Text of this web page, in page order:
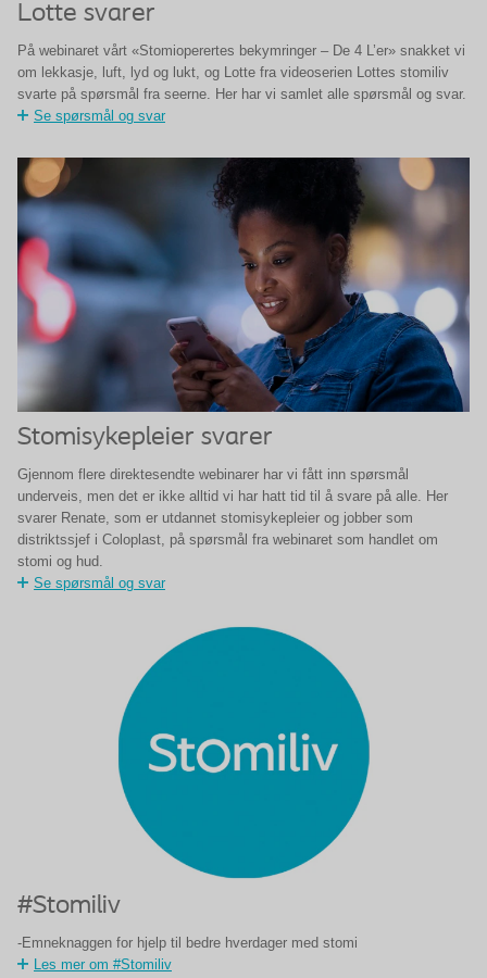
Lotte svarer
På webinaret vårt «Stomioperertes bekymringer – De 4 L’er» snakket vi
om lekkasje, luft, lyd og lukt, og Lotte fra videoserien Lottes stomiliv
svarte på spørsmål fra seerne. Her har vi samlet alle spørsmål og svar.
Se spørsmål og svar
Stomisykepleier svarer
Gjennom flere direktesendte webinarer har vi fått inn spørsmål
underveis, men det er ikke alltid vi har hatt tid til å svare på alle. Her
svarer Renate, som er utdannet stomisykepleier og jobber som
distriktssjef i Coloplast, på spørsmål fra webinaret som handlet om
stomi og hud.
Se spørsmål og svar
#Stomiliv
-Emneknaggen for hjelp til bedre hverdager med stomi
Les mer om #Stomiliv